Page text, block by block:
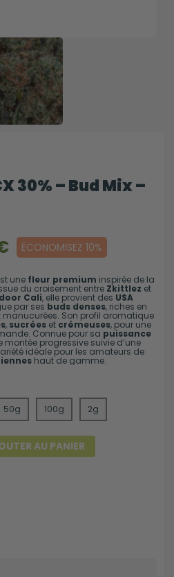
30% – Bud Mix –
ÉCONOMISEZ 10%
une fleur premium inspirée de la
du croisement entre Zkittlez et
Cali, elle provient des USA
par ses buds denses, riches en
manucurées. Son profil aromatique
, sucréeset crémeuses, pour une
Connue pour sa puissance
montée progressive suivie d’une
idéale pour les amateurs de
haut de gamme.
50g 100g 2g
AU PANIER